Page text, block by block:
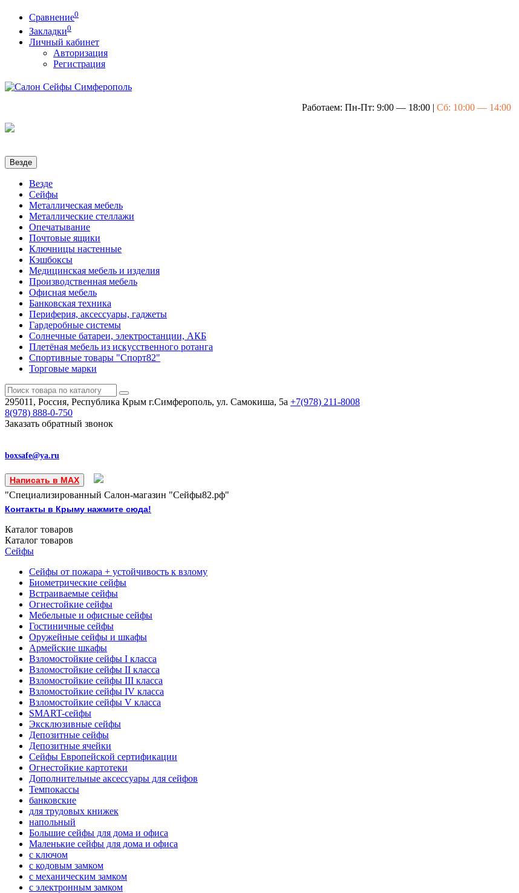
Сравнение0
Закладки0
Личный кабинет
Авторизация
Регистрация
Работаем: Пн-Пт: 9:00 — 18:00 | Сб: 10:00 — 14:00
Везде
Везде
Сейфы
Металлическая мебель
Металлические стеллажи
Опечатывание
Почтовые ящики
Ключницы настенные
Кэшбоксы
Медицинская мебель и изделия
Производственная мебель
Офисная мебель
Банковская техника
Периферия, аксессуары, гаджеты
Гардеробные системы
Солнечные батареи, электростанции, АКБ
Плетёная мебель из искусственного ротанга
Спортивные товары "Спорт82"
Торговые марки
295011, Россия, Республика Крым г.Симферополь, ул. Самокиша, 5а +7(978) 211-8008
8(978) 888-0-750
Заказать обратный звонок
boxsafe@ya.ru
Написать в MAX
"Специализированный Салон-магазин "Сейфы82.рф"
Контакты в Крыму нажмите сюда!
Каталог товаров
Каталог товаров
Сейфы
Сейфы от пожара + устойчивость к взлому
Биометрические сейфы
Встраиваемые сейфы
Огнестойкие сейфы
Мебельные и офисные сейфы
Гостиничные сейфы
Оружейные сейфы и шкафы
Армейские шкафы
Взломостойкие сейфы I класса
Взломостойкие сейфы II класса
Взломостойкие сейфы III класса
Взломостойкие сейфы IV класса
Взломостойкие сейфы V класса
SMART-сейфы
Эксклюзивные сейфы
Депозитные сейфы
Депозитные ячейки
Сейфы Европейской сертификации
Огнестойкие картотеки
Дополнительные аксессуары для сейфов
Темпокассы
банковские
для трудовых книжек
напольный
Большие сейфы для дома и офиса
Маленькие сейфы для дома и офиса
с ключом
с кодовым замком
с механическим замком
с электронным замком